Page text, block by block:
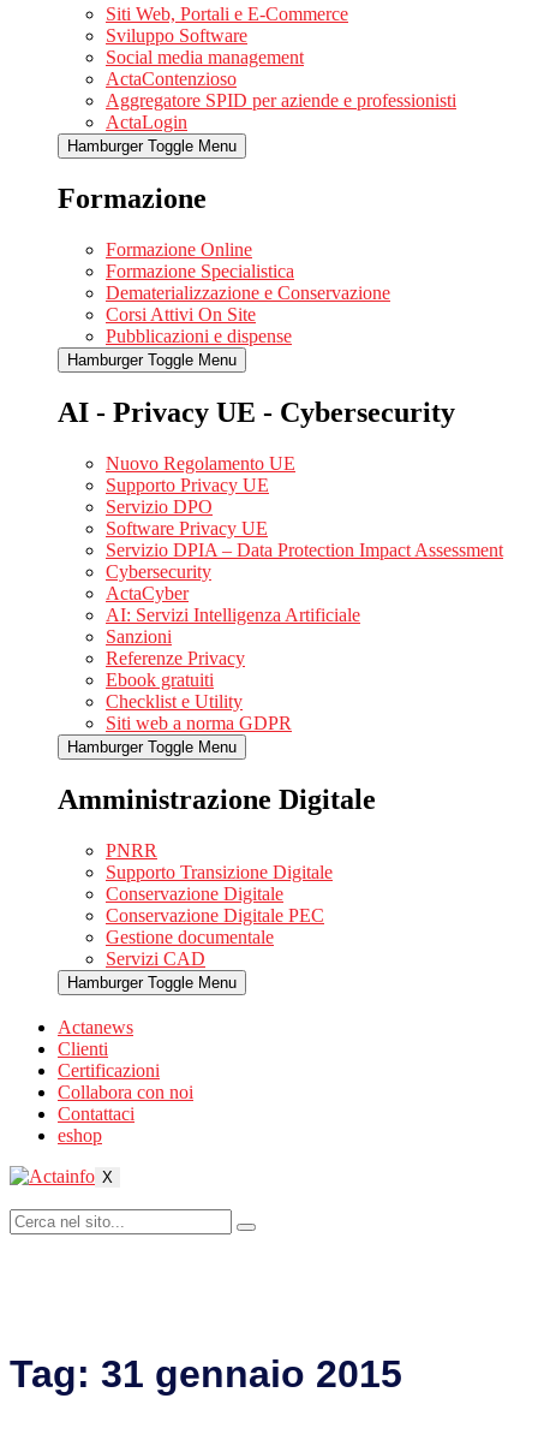
Siti Web, Portali e E-Commerce
Sviluppo Software
Social media management
ActaContenzioso
Aggregatore SPID per aziende e professionisti
ActaLogin
Hamburger Toggle Menu
Formazione
Formazione Online
Formazione Specialistica
Dematerializzazione e Conservazione
Corsi Attivi On Site
Pubblicazioni e dispense
Hamburger Toggle Menu
AI - Privacy UE - Cybersecurity
Nuovo Regolamento UE
Supporto Privacy UE
Servizio DPO
Software Privacy UE
Servizio DPIA – Data Protection Impact Assessment
Cybersecurity
ActaCyber
AI: Servizi Intelligenza Artificiale
Sanzioni
Referenze Privacy
Ebook gratuiti
Checklist e Utility
Siti web a norma GDPR
Hamburger Toggle Menu
Amministrazione Digitale
PNRR
Supporto Transizione Digitale
Conservazione Digitale
Conservazione Digitale PEC
Gestione documentale
Servizi CAD
Hamburger Toggle Menu
Actanews
Clienti
Certificazioni
Collabora con noi
Contattaci
eshop
X
Tag: 31 gennaio 2015